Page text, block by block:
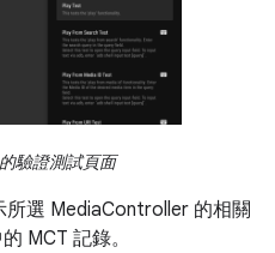
驗證測試頁面
選 MediaController 的相關
MCT 記錄。